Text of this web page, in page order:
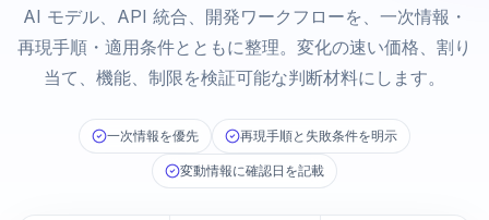
AI モデル、API 統合、開発ワークフローを、一次情報・
再現手順・適用条件とともに整理。変化の速い価格、割り
当て、機能、制限を検証可能な判断材料にします。
一次情報を優先 再現手順と失敗条件を明示
変動情報に確認日を記載